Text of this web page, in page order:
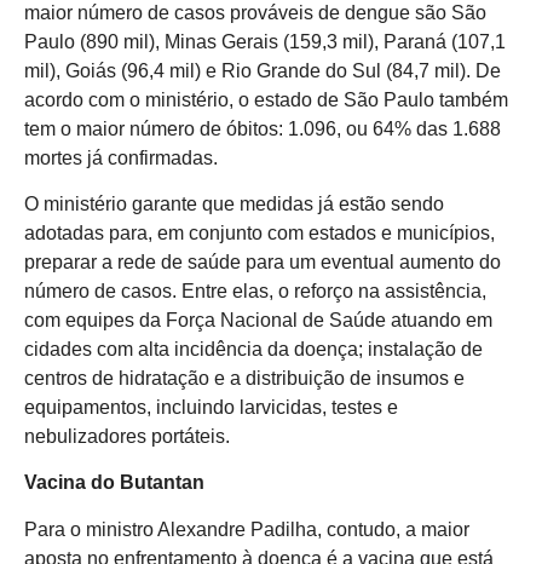
maior número de casos prováveis de dengue são São
Paulo (890 mil), Minas Gerais (159,3 mil), Paraná (107,1
mil), Goiás (96,4 mil) e Rio Grande do Sul (84,7 mil). De
acordo com o ministério, o estado de São Paulo também
tem o maior número de óbitos: 1.096, ou 64% das 1.688
mortes já confirmadas.
O ministério garante que medidas já estão sendo
adotadas para, em conjunto com estados e municípios,
preparar a rede de saúde para um eventual aumento do
número de casos. Entre elas, o reforço na assistência,
com equipes da Força Nacional de Saúde atuando em
cidades com alta incidência da doença; instalação de
centros de hidratação e a distribuição de insumos e
equipamentos, incluindo larvicidas, testes e
nebulizadores portáteis.
Vacina do Butantan
Para o ministro Alexandre Padilha, contudo, a maior
aposta no enfrentamento à doença é a vacina que está